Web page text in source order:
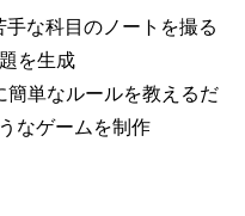
な科目のノートを撮る
を生成
単なルールを教えるだ
なゲームを制作